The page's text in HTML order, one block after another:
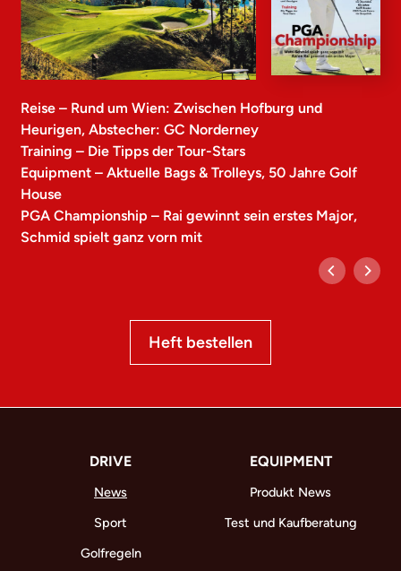
Reise – Rund um Wien: Zwischen Hofburg und
Heurigen, Abstecher: GC Norderney
Training – Die Tipps der Tour-Stars
Equipment – Aktuelle Bags & Trolleys, 50 Jahre Golf
House
PGA Championship – Rai gewinnt sein erstes Major,
Schmid spielt ganz vorn mit
Heft bestellen
DRIVE
News
Sport
Golfregeln
EQUIPMENT
Produkt News
Test und Kaufberatung